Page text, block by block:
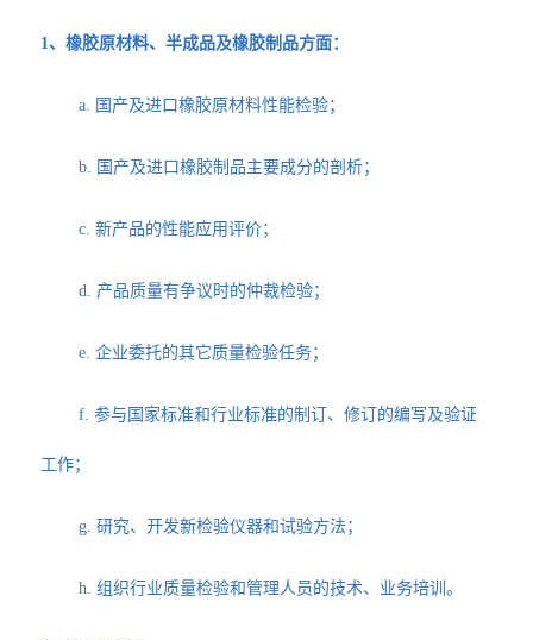
1、橡胶原材料、半成品及橡胶制品方面：
a. 国产及进口橡胶原材料性能检验；
b. 国产及进口橡胶制品主要成分的剖析；
c. 新产品的性能应用评价；
d. 产品质量有争议时的仲裁检验；
e. 企业委托的其它质量检验任务；
f. 参与国家标准和行业标准的制订、修订的编写及验证
工作；
g. 研究、开发新检验仪器和试验方法；
h. 组织行业质量检验和管理人员的技术、业务培训。